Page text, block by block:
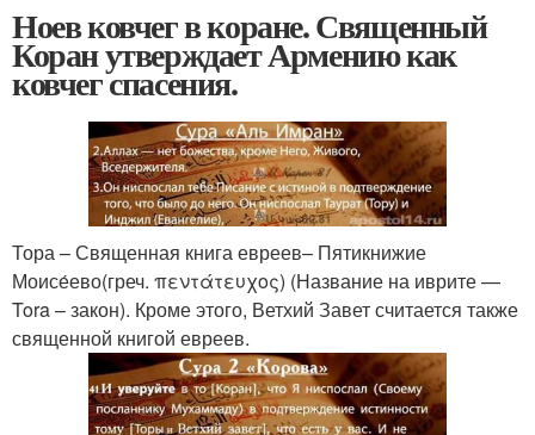
Ноев ковчег в коране. Священный
Коран утверждает Армению как
ковчег спасения.
Тора – Священная книга евреев– Пятикнижие
Моисе́ево(греч. πεντάτευχος) (Название на иврите —
Tora – закон). Кроме этого, Ветхий Завет считается также
священной книгой евреев.